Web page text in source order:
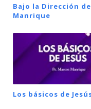
Bajo la Dirección
Manrique
Los básicos de